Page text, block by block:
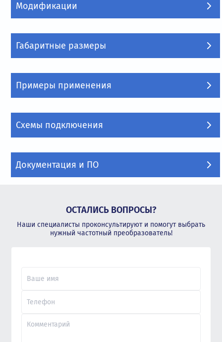
Модификации
Габаритные размеры
Примеры применения
Схемы подключения
Документация и ПО
ОСТАЛИСЬ ВОПРОСЫ?
Наши специалисты проконсультируют и помогут выбрать
нужный частотный преобразователь!